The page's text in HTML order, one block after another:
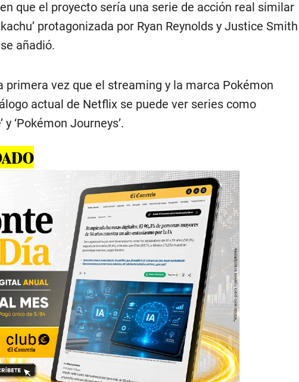
que el proyecto sería una serie de acción real similar
protagonizada por Ryan Reynolds y Justice Smith
añadió.
primera vez que el streaming y la marca Pokémon
actual de Netflix se puede ver series como
y ‘Pokémon Journeys’.